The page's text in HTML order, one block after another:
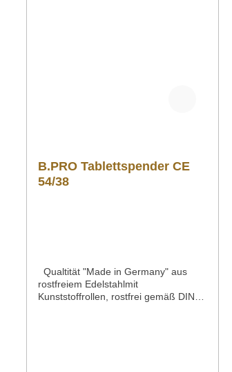
B.PRO Tablettspender CE
54/38
Qualtität "Made in Germany" aus
rostfreiem Edelstahlmit
Kunststoffrollen, rostfrei gemäß DIN